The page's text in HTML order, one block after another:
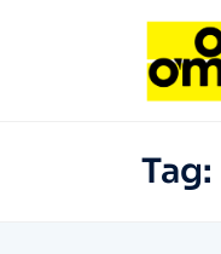
Tag: